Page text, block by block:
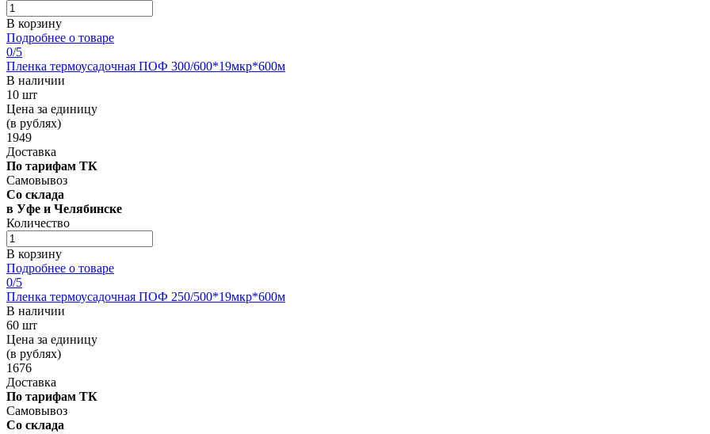
В корзину
Подробнее о товаре
0/5
Пленка термоусадочная ПОФ 300/600*19мкр*600м
В наличии
10 шт
Цена за единицу
(в рублях)
1949
Доставка
По тарифам ТК
Самовывоз
Со склада
в Уфе и Челябинске
Количество
В корзину
Подробнее о товаре
0/5
Пленка термоусадочная ПОФ 250/500*19мкр*600м
В наличии
60 шт
Цена за единицу
(в рублях)
1676
Доставка
По тарифам ТК
Самовывоз
Со склада